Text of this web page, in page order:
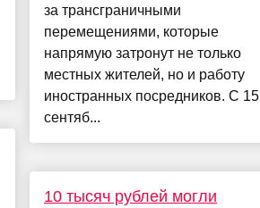
за трансграничными
перемещениями, которые
напрямую затронут не только
местных жителей, но и работу
иностранных посредников. С 15
сентяб...
10 тысяч рублей могли